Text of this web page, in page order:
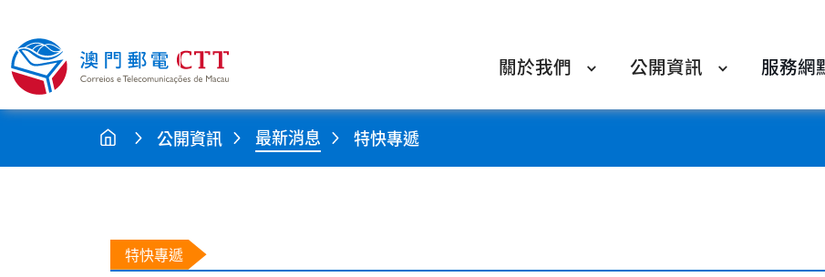
關於我們 公開資訊 服務網
公開資訊 最新消息 特快專遞
特快專遞